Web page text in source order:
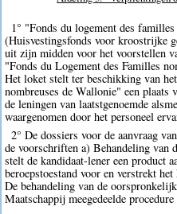
1° "Fonds du logement des
(Huisvestingsfonds voor kroostrijke
uit zijn midden voor het voorstellen
"Fonds du Logement des Familles
Het loket stelt ter beschikking van
nombreuses de Wallonie" een plaats
de leningen van laatstgenoemde
waargenomen door het personeel
2° De dossiers voor de aanvraag
de voorschriften a) Behandeling van
stelt de kandidaat-lener een product
beroepstoestand voor en verstrekt het
De behandeling van de
Maatschappij meegedeelde